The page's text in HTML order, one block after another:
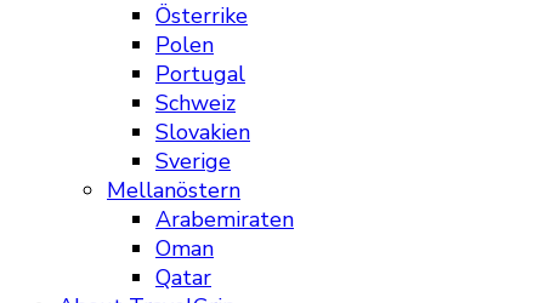
Österrike
Polen
Portugal
Schweiz
Slovakien
Sverige
Mellanöstern
Arabemiraten
Oman
Qatar